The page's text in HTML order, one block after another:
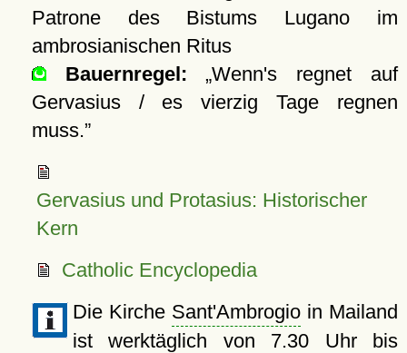
Patrone des Bistums Lugano im
ambrosianischen Ritus
Bauernregel:
Wenn's regnet auf
Gervasius / es vierzig Tage regnen
muss.
Gervasius und Protasius: Historischer
Kern
Catholic Encyclopedia
Die Kirche Sant'Ambrogioin Mailand
ist werktäglich von 7.30 Uhr bis